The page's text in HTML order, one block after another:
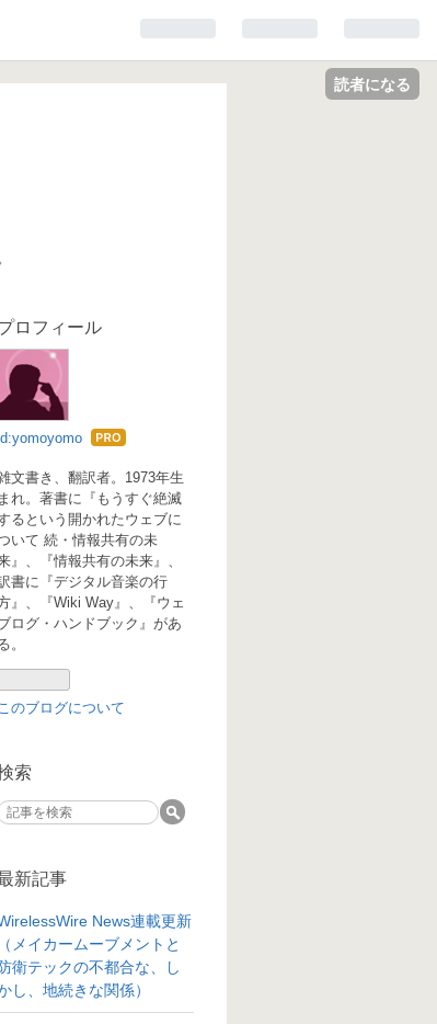
読者になる
ロフィール
はて
なブ
ログ
Pro
文書き、翻訳者。1973年生
まれ。著書に『もうすぐ絶滅
るという開かれたウェブに
いて 続・情報共有の未
』、『情報共有の未来』、
書に『デジタル音楽の行
』、『Wiki Way』、『ウェ
ログ・ハンドブック』があ
。
のブログについて
索
新記事
News連載更新
（メイカームーブメントと
衛テックの不都合な、し
し、地続きな関係）